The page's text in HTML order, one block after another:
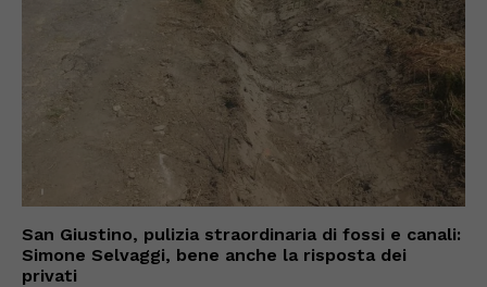
San Giustino, pulizia straordinaria di fossi e canali:
Simone Selvaggi, bene anche la risposta dei
privati